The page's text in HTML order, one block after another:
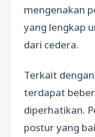
mengenakan
yang lengkap
dari cedera.
Terkait
terdapat
diperhatikan.
postur yang